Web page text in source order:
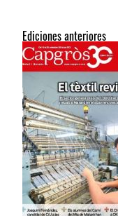
Ediciones anteriores